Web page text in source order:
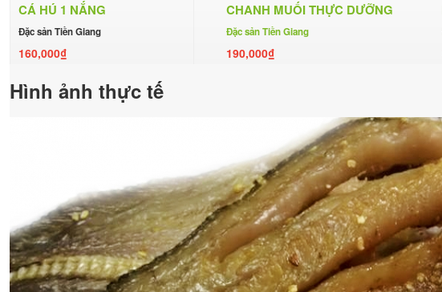
CÁ HÚ 1 NẮNG
Đặc sản Tiền Giang
160,000₫
CHANH MUỐI THỰC DƯỠNG
Đặc sản Tiền Giang
190,000₫
Hình ảnh thực tế